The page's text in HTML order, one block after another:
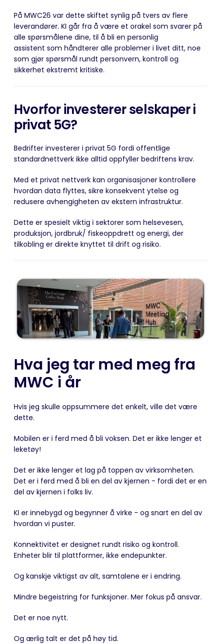
På MWC26 var dette skiftet synlig på tvers av flere
leverandører. KI går fra å være et orakel som svarer på
alle spørsmålene dine, til å bli en personlig
assistent som håndterer alle problemer i livet ditt, noe
som gjør spørsmål rundt personvern, kontroll og
sikkerhet ekstremt kritiske.
Hvorfor investerer selskaper i
privat 5G?
Bedrifter investerer i privat 5G fordi offentlige
standardnettverk ikke alltid oppfyller bedriftens krav.
Med et privat nettverk kan organisasjoner kontrollere
hvordan data flyttes, sikre konsekvent ytelse og
redusere avhengigheten av ekstern infrastruktur.
Dette er spesielt viktig i sektorer som helsevesen,
produksjon, jordbruk/ fiskeoppdrett og energi, der
tilkobling er direkte knyttet til drift og risiko.
Hva jeg tar med meg fra
MWC i år
Hvis jeg skulle oppsummere det enkelt, ville det være
dette.
Mobilen er i ferd med å bli voksen. Det er ikke lenger et
leketøy!
Det er ikke lenger et lag på toppen av virksomheten.
Det er i ferd med å bli en del av kjernen - fordi det er en
del av kjernen i folks liv.
KI er innebygd og begynner å virke - og snart en del av
hvordan vi puster.
Konnektivitet er designet rundt risiko og kontroll.
Enheter blir til plattformer, ikke endepunkter.
Og kanskje viktigst av alt, samtalene er i endring.
Mindre begeistring for funksjoner. Mer fokus på ansvar.
Det er noe nytt.
Og ærlig talt er det på høy tid.